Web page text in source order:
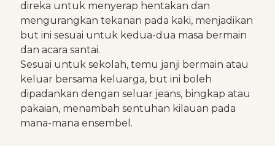
direka untuk menyerap hentakan dan
mengurangkan tekanan pada kaki, menjadikan
but ini sesuai untuk kedua-dua masa bermain
dan acara santai.
Sesuai untuk sekolah, temu janji bermain atau
keluar bersama keluarga, but ini boleh
dipadankan dengan seluar jeans, bingkap atau
pakaian, menambah sentuhan kilauan pada
mana-mana ensembel.